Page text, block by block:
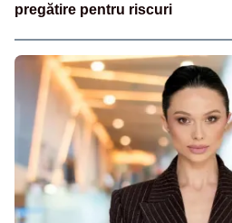
pregătire pentru riscuri